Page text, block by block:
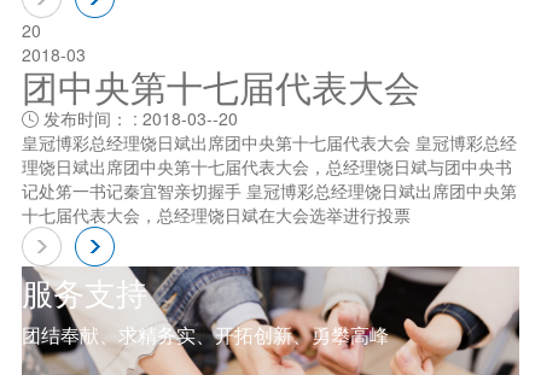
20
2018-03
团中央第十七届代表大会
发布时间： : 2018-03--20
皇冠博彩总经理饶日斌出席团中央第十七届代表大会 皇冠博彩总经
理饶日斌出席团中央第十七届代表大会，总经理饶日斌与团中央书
记处笫一书记秦宜智亲切握手 皇冠博彩总经理饶日斌出席团中央第
十七届代表大会，总经理饶日斌在大会选举进行投票
服务支持
团结奉献、求精务实、开拓创新、勇攀高峰